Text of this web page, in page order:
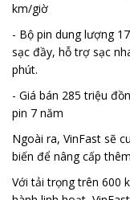
km/giờ
- Bộ pin dung lượng
sạc đầy, hỗ trợ sạc
phút.
- Giá bán 285 triệu
pin 7 năm
Ngoài ra, VinFast sẽ
biến để nâng cấp
Với tải trọng trên 600